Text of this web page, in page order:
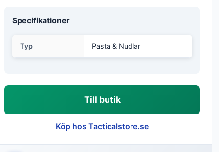
Specifikationer
Typ Pasta & Nudlar
Till butik
Köp hos Tacticalstore.se